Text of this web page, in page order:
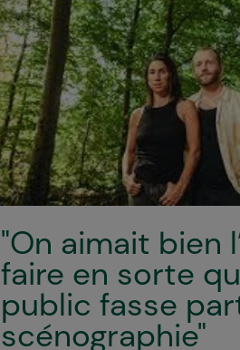
"On aimait bien
faire en sorte
public fasse
scénographie"